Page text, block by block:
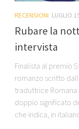
RECENSIONI LUGLIO
Rubare la
intervista
Finalista al premio
romanzo scritto
traduttrice Romana
doppio significato
che indica, in